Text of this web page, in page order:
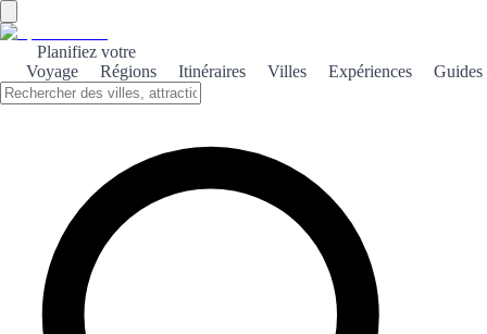
Planifiez votre
Voyage
Régions Itinéraires Villes Expériences Guides
←Retour aux classements
Top 100 plages
Basé sur les votes des visiteurs. Votez et aidez les autres à découvrir
le meilleur !
Plage de Fenals